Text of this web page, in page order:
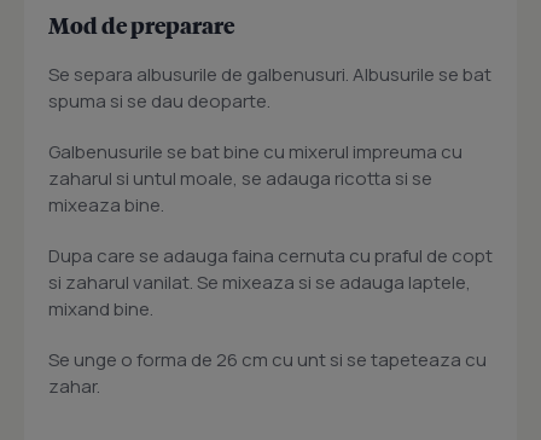
Mod de preparare
Se separa albusurile de galbenusuri. Albusurile se bat
spuma si se dau deoparte.
Galbenusurile se bat bine cu mixerul impreuma cu
zaharul si untul moale, se adauga ricotta si se
mixeaza bine.
Dupa care se adauga faina cernuta cu praful de copt
si zaharul vanilat. Se mixeaza si se adauga laptele,
mixand bine.
Se unge o forma de 26 cm cu unt si se tapeteaza cu
zahar.